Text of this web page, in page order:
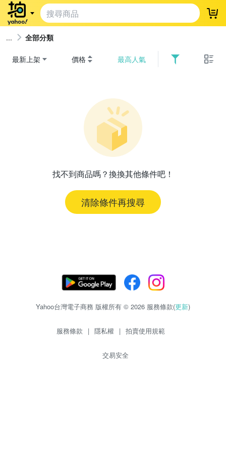
登
全部分類
最新上架 價格 最高人氣
找不到商品嗎？換換其他條件吧！
清除條件再搜尋
Yahoo台灣電子商務 版權所有 © 2026 服務條款(更新)
服務條款 | 隱私權 | 拍賣使用規範
交易安全